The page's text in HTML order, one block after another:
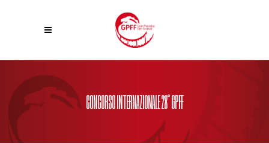
CONCORSO INTERNAZIONALE 28° GPFF